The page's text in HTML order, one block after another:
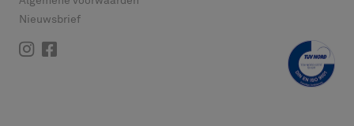
Nieuwsbrief
InstagramFacebook